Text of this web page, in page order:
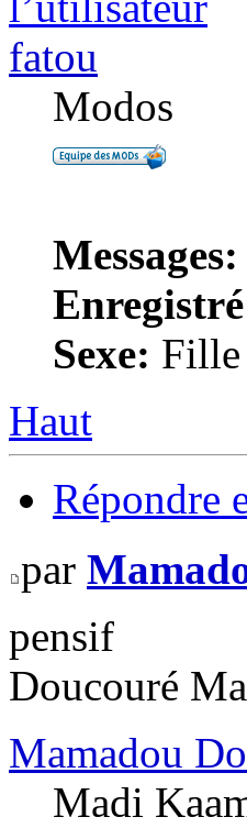
fatou
Modos
Messages:
Sexe: Fille
Haut
Répondre
par
pensif
Doucouré
Mamadou
Madi